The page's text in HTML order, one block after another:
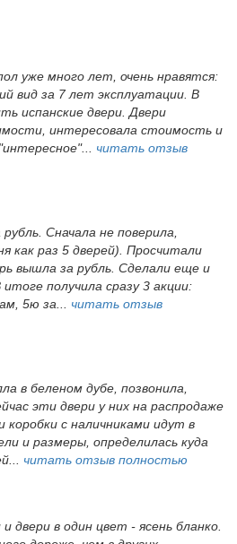
уже много лет, очень нравятся:
вид за 7 лет эксплуатации. В
испанские двери. Двери
интересовала стоимость и
читать отзыв
Сначала не поверила,
как раз 5 дверей). Просчитали
вышла за рубль. Сделали еще и
получила сразу 3 акции:
5ю за... читать отзыв
в беленом дубе, позвонила,
эти двери у них на распродаже
коробки с наличниками идут в
и размеры, определилась куда
читать отзыв полностью
двери в один цвет - ясень бланко.